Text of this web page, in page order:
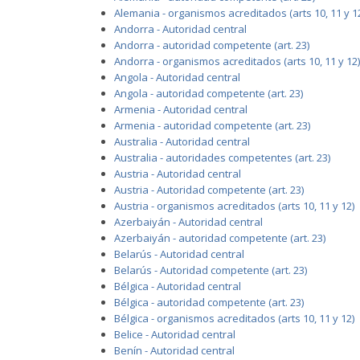
Alemania - organismos acreditados (arts 10, 11 y
Andorra - Autoridad central
Andorra - autoridad competente (art. 23)
Andorra - organismos acreditados (arts 10, 11 y 12)
Angola - Autoridad central
Angola - autoridad competente (art. 23)
Armenia - Autoridad central
Armenia - autoridad competente (art. 23)
Australia - Autoridad central
Australia - autoridades competentes (art. 23)
Austria - Autoridad central
Austria - Autoridad competente (art. 23)
Austria - organismos acreditados (arts 10, 11 y 12)
Azerbaiyán - Autoridad central
Azerbaiyán - autoridad competente (art. 23)
Belarús - Autoridad central
Belarús - Autoridad competente (art. 23)
Bélgica - Autoridad central
Bélgica - autoridad competente (art. 23)
Bélgica - organismos acreditados (arts 10, 11 y 12)
Belice - Autoridad central
Benín - Autoridad central